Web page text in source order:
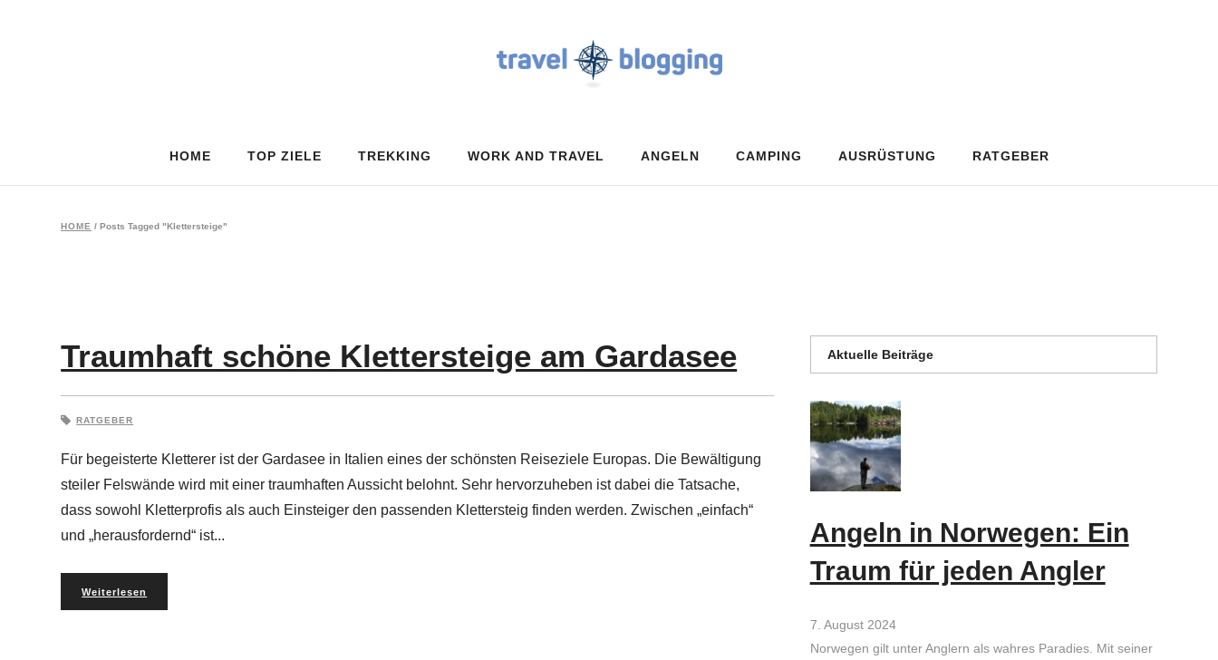
HOME TOP ZIELE TREKKING WORK AND TRAVEL ANGELN CAMPING AUSRÜSTUNG RATGEBER
HOME / Posts Tagged "Klettersteige"
Traumhaft schöne Klettersteige am Gardasee
RATGEBER
Für begeisterte Kletterer ist der Gardasee in Italien eines der schönsten Reiseziele Europas. Die Bewältigung
steiler Felswände wird mit einer traumhaften Aussicht belohnt. Sehr hervorzuheben ist dabei die Tatsache,
dass sowohl Kletterprofis als auch Einsteiger den passenden Klettersteig finden werden. Zwischen „einfach“
und „herausfordernd“ ist
Weiterlesen
Aktuelle Beiträge
Angeln in Norwegen: Ein
Traum für jeden Angler
7. August 2024
Norwegen gilt unter Anglern als wahres Paradies. Mit seiner